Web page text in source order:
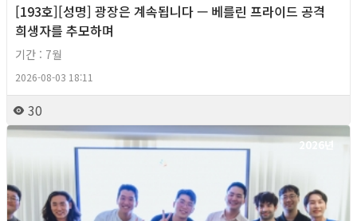
[193호][성명] 광장은 계속됩니다 — 베를린 프라이드 공격
희생자를 추모하며
기간 : 7월
2026-08-03 18:11
30
2026년